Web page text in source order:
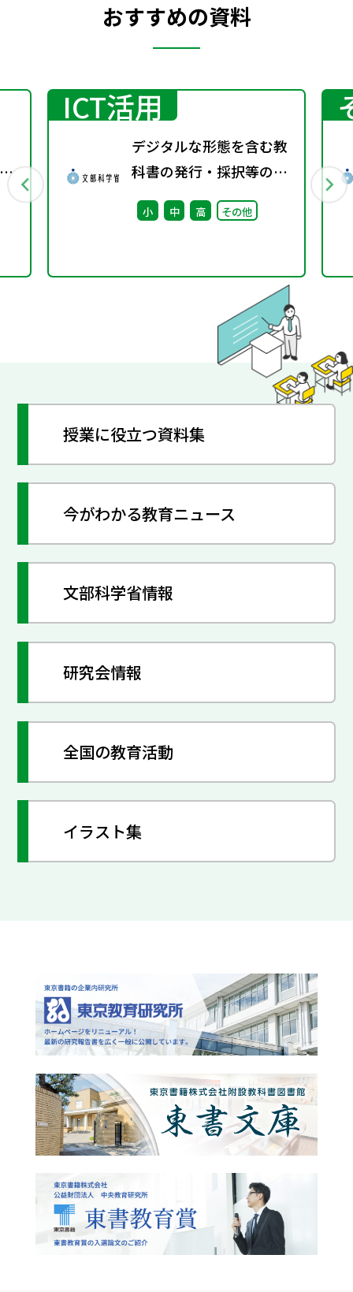
おすすめの資料
ICT活用
デジタルな形態を含む教
科書の発行・採択等の指
針に関する検討会議（第
4回） 配布資料
小 中 高 その他
授業に役立つ資料集
今がわかる教育ニュース
文部科学省情報
研究会情報
全国の教育活動
イラスト集